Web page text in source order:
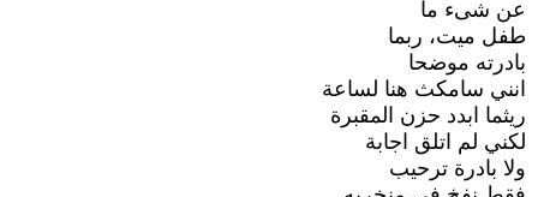
عن شىء ما
طفل ميت، ربما
بادرته موضحا
انني سامكث هنا لساعة
ريثما ابدد حزن المقبرة
لكني لم اتلق اجابة
ولا بادرة ترحيب